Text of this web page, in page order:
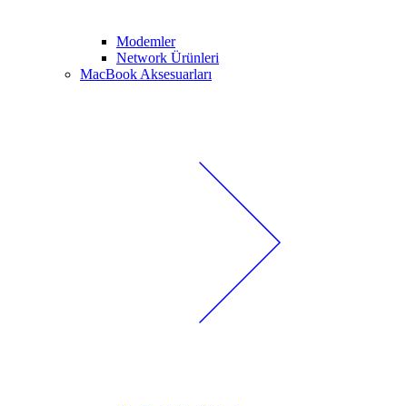
Modemler
Network Ürünleri
MacBook Aksesuarları